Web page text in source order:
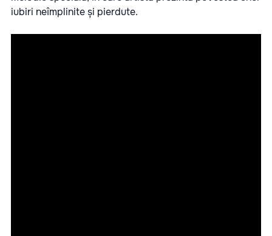
iubiri neîmplinite și pierdute.